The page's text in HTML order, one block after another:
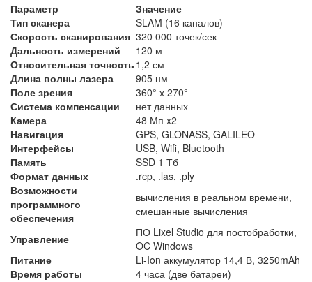
Параметр
Значение
Тип сканера
SLAM (16 каналов)
Скорость сканирования 320 000 точек/сек
Дальность измерений
120 м
Относительная точность 1,2 см
Длина волны лазера
905 нм
Поле зрения
360° х 270°
Система компенсации
нет данных
Камера
48 Мп x2
Навигация
GPS, GLONASS, GALILEO
Интерфейсы
USB, Wifi, Bluetooth
Память
SSD 1 Тб
Формат данных
.rcp, .las, .ply
Возможности
программного
обеспечения
вычисления в реальном времени,
смешанные вычисления
Управление
ПО Lixel Studio для постобработки,
OC Windows
Питание
Li-Ion аккумулятор 14,4 В, 3250mAh
Время работы
4 часа (две батареи)